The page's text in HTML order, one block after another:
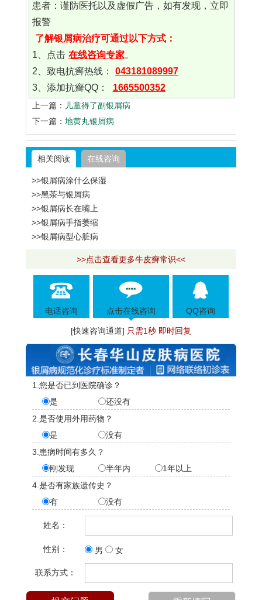
患者：谨防医托以及虚假广告，如有发现，立即
报警
了解银屑病治疗可通过以下方式：
1、点击 在线咨询专家。
2、致电抗癣热线：
043181089997
3、添加抗癣QQ：
1665500352
上一篇： 儿童得了副银屑病
下一篇： 地黄丸银屑病
相关阅读 在线咨询
>>银屑病涂什么保湿
>>黑茶与银屑病
>>银屑病长在嘴上
>>银屑病手指萎缩
>>银屑病型心脏病
>>点击查看更多牛皮癣常识<<
电话咨询 点击在线咨询 QQ咨询
[快速咨询通道] 只需1秒 即时回复
1.您是否已到医院确诊？
是
还没有
2.是否使用外用药物？
是
没有
3.患病时间有多久？
刚发现
半年内
1年以上
4.是否有家族遗传史？
有
没有
姓名：
性别： 男 女
联系方式：